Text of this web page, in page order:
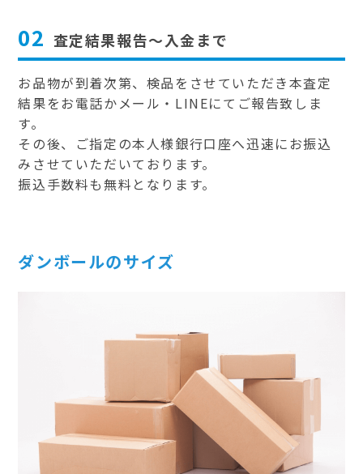
02 査定結果報告～入金まで
お品物が到着次第、検品をさせていただき本査定
結果をお電話かメール・LINEにてご報告致しま
す。
その後、ご指定の本人様銀行口座へ迅速にお振込
みさせていただいております。
振込手数料も無料となります。
ダンボールのサイズ